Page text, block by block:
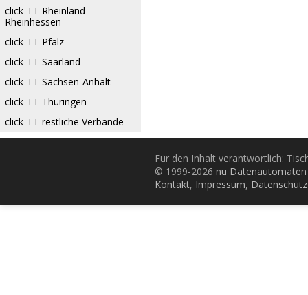
click-TT Rheinland-
Rheinhessen
click-TT Pfalz
click-TT Saarland
click-TT Sachsen-Anhalt
click-TT Thüringen
click-TT restliche Verbände
Für den Inhalt verantwortlich:
© 1999-2026 nu
Kontakt, Impressum, Datenschutz